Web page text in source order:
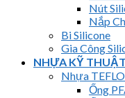
Nút
Nắp
Bi Silicone
Gia Công
NHỰA KỸ THUẬT
Nhựa
Ống